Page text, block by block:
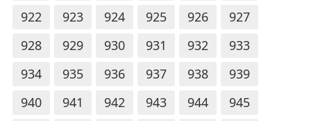
922
923 924 925 926
927
928
929 930 931 932
933
934
935 936 937 938
939
940
941 942 943 944
945